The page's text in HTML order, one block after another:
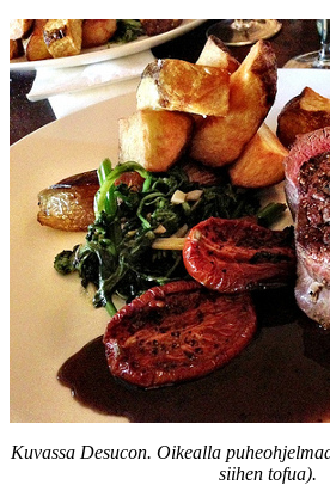
Kuvassa Desucon. Oikealla
siihen tofua).